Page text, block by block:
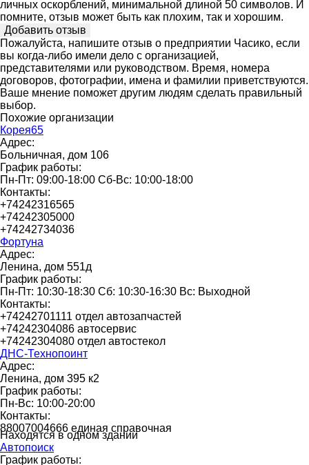
личных оскорблений, минимальной длиной 50 символов. И
помните, отзыв может быть как плохим, так и хорошим.
Пожалуйста, напишите отзыв о предприятии Часико, если
вы когда-либо имели дело с организацией,
представителями или руководством. Время, номера
договоров, фотографии, имена и фамилии приветствуются.
Ваше мнение поможет другим людям сделать правильный
выбор.
Похожие организации
Корея65
Адрес:
Больничная, дом 106
График работы:
Пн-Пт: 09:00-18:00 Сб-Вс: 10:00-18:00
Контакты:
+74242316565
+74242305000
+74242734036
Фортуна
Адрес:
Ленина, дом 551д
График работы:
Пн-Пт: 10:30-18:30 Сб: 10:30-16:30 Вс: Выходной
Контакты:
+74242701111 отдел автозапчастей
+74242304086 автосервис
+74242304080 отдел автостекол
ДНС-Технопоинт
Адрес:
Ленина, дом 395 к2
График работы:
Пн-Вс: 10:00-20:00
Контакты:
88007004666 единая справочная
Находятся в одном здании
Автопоиск
График работы: